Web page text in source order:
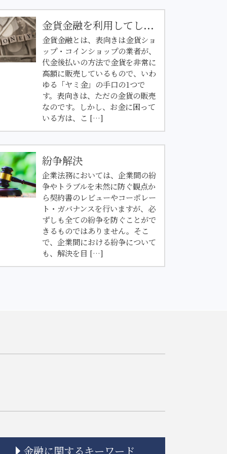
金貨金融を利用してし...
金貨金融とは、表向きは金貨ショ
ップ・コインショップの業者が、
代金後払いの方法で金貨を非常に
高額に販売しているもので、いわ
ゆる「ヤミ金」の手口の1つで
す。表向きは、ただの金貨の販売
なのです。しかし、お金に困って
いる方は、こ […]
紛争解決
企業法務においては、企業間の紛
争やトラブルを未然に防ぐ観点か
ら契約書のレビューやコーポレー
ト・ガバナンスを行いますが、必
ずしも全ての紛争を防ぐことがで
きるものではありません。そこ
で、企業間における紛争について
も、解決を目 […]
金融に関するキーワード